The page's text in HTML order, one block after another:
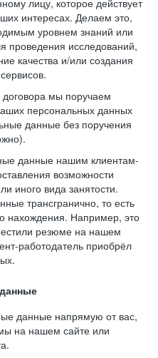
лицу, которое действует
интересах. Делаем это,
уровнем знаний или
проведения исследований,
качества и/или создания
договора мы поручаем
персональных данных
данные без поручения
данные нашим клиентам-
возможности
иного вида занятости.
трансгранично, то есть
нахождения. Например, это
резюме на нашем
работодатель приобрёл
данные напрямую от вас,
на нашем сайте или